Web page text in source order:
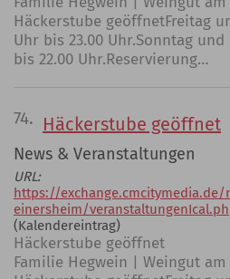
Häckerstube geöffnetFreitag
Uhr bis 23.00 Uhr.Sonntag und
bis 22.00 Uhr.Reservierung…
74. Häckerstube geöffnet
News & Veranstaltungen
URL:
https://exchange.cmcitymedia.de/
einersheim/
(Kalendereintrag)
Häckerstube geöffnet
Familie Hegwein | Weingut am